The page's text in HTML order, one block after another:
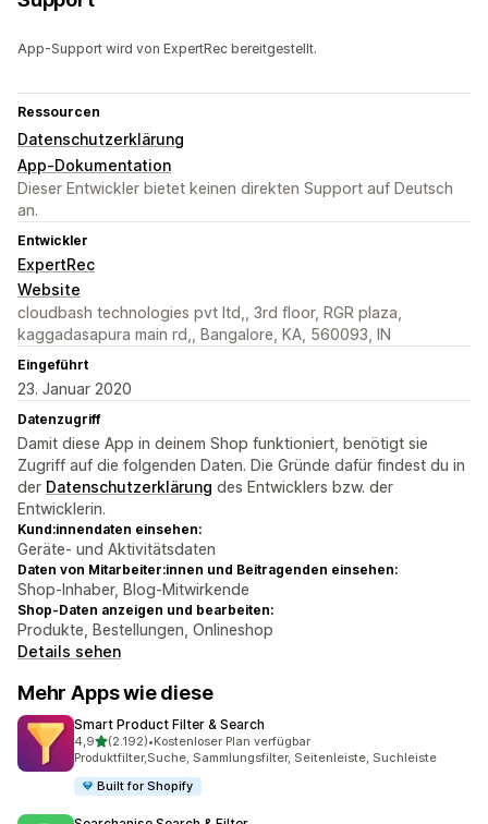
App-Support wird von ExpertRec bereitgestellt.
Ressourcen
Datenschutzerklärung
App-Dokumentation
Dieser Entwickler bietet keinen direkten Support auf Deutsch
an.
Entwickler
ExpertRec
Website
cloudbash technologies pvt ltd,, 3rd floor, RGR plaza,
kaggadasapura main rd,, Bangalore, KA, 560093, IN
Eingeführt
23. Januar 2020
Datenzugriff
Damit diese App in deinem Shop funktioniert, benötigt sie
Zugriff auf die folgenden Daten. Die Gründe dafür findest du in
der Datenschutzerklärung des Entwicklers bzw. der
Entwicklerin.
Kund:innendaten einsehen:
Geräte- und Aktivitätsdaten
Daten von Mitarbeiter:innen und Beitragenden einsehen:
Shop-Inhaber, Blog-Mitwirkende
Shop-Daten anzeigen und bearbeiten:
Produkte, Bestellungen, Onlineshop
Details sehen
Mehr Apps wie diese
Smart Product Filter & Search
4,9von 5 Sternen
(2.192)
2192 Rezensionen insgesamt
•Kostenloser Plan verfügbar
Produktfilter,Suche, Sammlungsfilter, Seitenleiste, Suchleiste
Built for Shopify